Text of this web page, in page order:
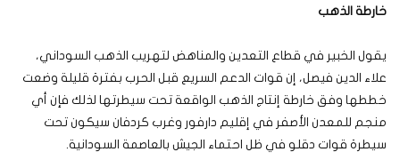
خارطة الذهب
يقول الخبير في قطاع التعدين والمناهض لتهريب الذهب السوداني،
علاء الدين فيصل، إن قوات الدعم السريع قبل الحرب بفترة قليلة وضعت
خططها وفق خارطة إنتاج الذهب الواقعة تحت سيطرتها لذلك فإن أي
منجم للمعدن الأصفر في إقليم دارفور وغرب كردفان سيكون تحت
سيطرة قوات دقلو في ظل احتماء الجيش بالعاصمة السودانية.